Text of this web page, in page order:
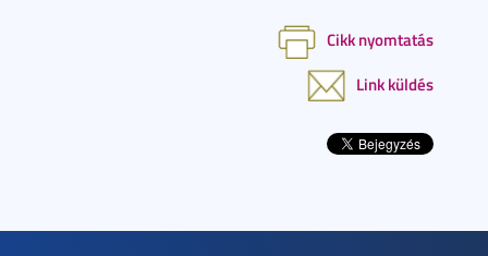
Cikk nyomtatás
Link küldés